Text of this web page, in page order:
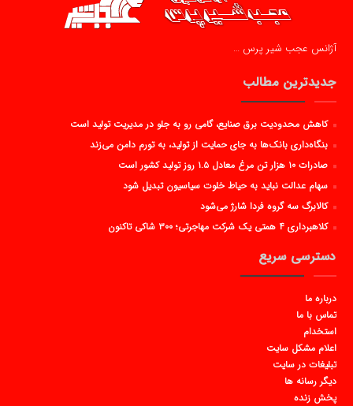
آژانس عجب شیر پرس …
جدیدترین مطالب
کاهش محدودیت برق صنایع، گامی رو به جلو در مدیریت تولید است
بنگاه‌داری بانک‌ها به جای حمایت از تولید، به تورم دامن می‌زند
صادرات ۱۰ هزار تن مرغ معادل ۱.۵ روز تولید کشور است
سهام عدالت نباید به حیاط خلوت سیاسیون تبدیل شود
کالابرگ سه گروه فردا شارژ می‌شود
کلاهبرداری ۴ همتی یک شرکت مهاجرتی؛ ۳۰۰ شاکی تاکنون
دسترسی سریع
درباره ما
تماس با ما
استخدام
اعلام مشکل سایت
تبلیغات در سایت
دیگر رسانه ها
پخش زنده